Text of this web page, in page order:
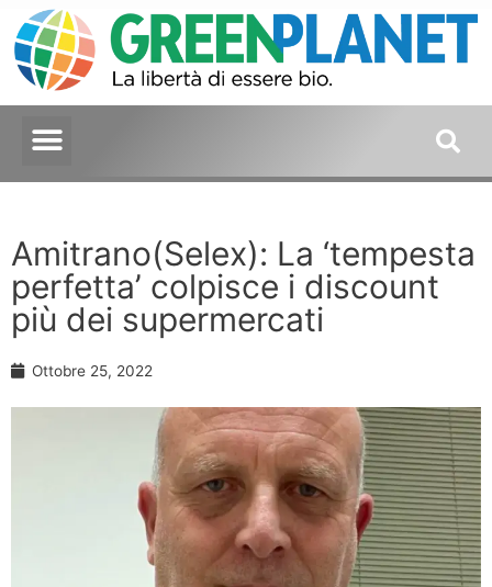
Amitrano(Selex): La ‘tempesta
perfetta’ colpisce i discount
più dei supermercati
Ottobre 25, 2022